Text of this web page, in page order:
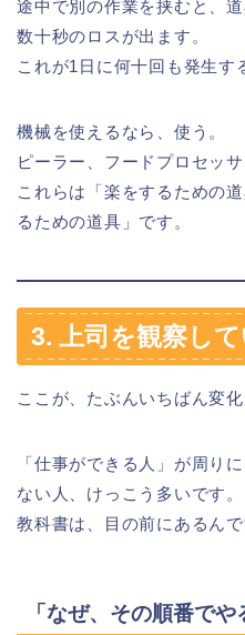
途中で別の作業を挟むと、
数十秒のロスが出ます。
これが1日に何十回も発生す
機械を使えるなら、使う。
ピーラー、フードプロセッサ
これらは「楽をするための
るための道具」です。
3. 上司を観察し
ここが、たぶんいちばん変
「仕事ができる人」が周り
ない人、けっこう多いです。
教科書は、目の前にあるんで
「なぜ、その順番で